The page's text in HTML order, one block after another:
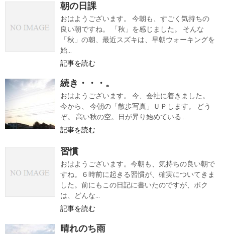
朝の日課
おはようございます。 今朝も、すごく気持ちの
良い朝ですね。 「秋」を感じました。 そんな
「秋」の朝、最近スズキは、早朝ウォーキングを
始...
記事を読む
続き・・・。
おはようございます。 今、会社に着きました。
今から、 今朝の「散歩写真」ＵＰします。 どう
ぞ。 高い秋の空。日が昇り始めている...
記事を読む
習慣
おはようございます。今朝も、気持ちの良い朝で
すね。６時前に起きる習慣が、確実についてきま
した。前にもこの日記に書いたのですが、ボク
は、どんな...
記事を読む
晴れのち雨